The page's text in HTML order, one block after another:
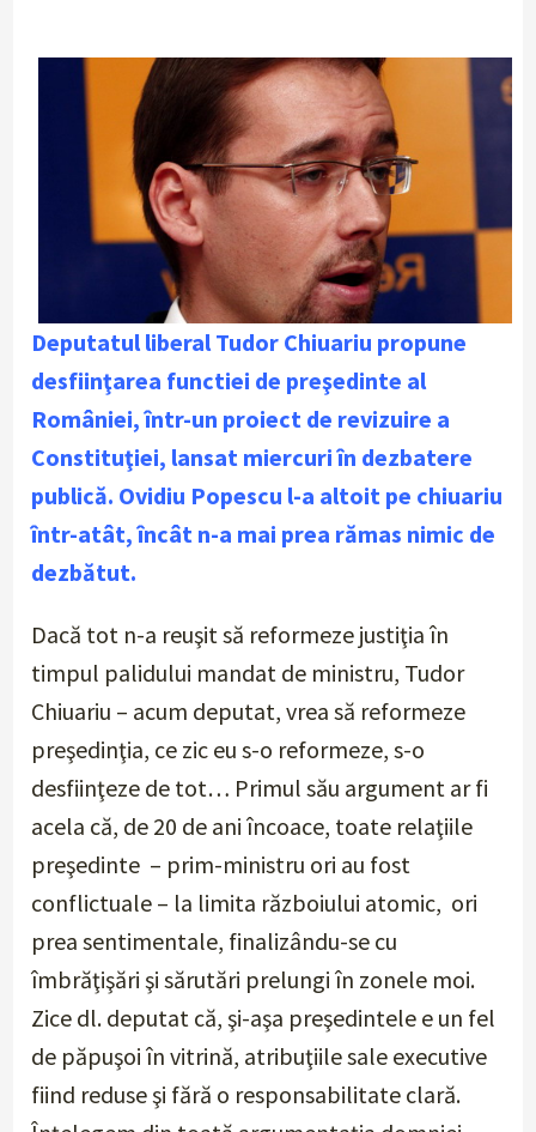
Deputatul liberal Tudor Chiuariu propune
desfiinţarea functiei de preşedinte al
României, într-un proiect de revizuire a
Constituţiei, lansat miercuri în dezbatere
publică. Ovidiu Popescu l-a altoit pe chiuariu
într-atât, încât n-a mai prea rămas nimic de
dezbătut.
Dacă tot n-a reuşit să reformeze justiţia în
timpul palidului mandat de ministru, Tudor
Chiuariu – acum deputat, vrea să reformeze
preşedinţia, ce zic eu s-o reformeze, s-o
desfiinţeze de tot… Primul său argument ar fi
acela că, de 20 de ani încoace, toate relaţiile
preşedinte – prim-ministru ori au fost
conflictuale – la limita războiului atomic, ori
prea sentimentale, finalizându-se cu
îmbrăţişări şi sărutări prelungi în zonele moi.
Zice dl. deputat că, şi-aşa preşedintele e un fel
de păpuşoi în vitrină, atribuţiile sale executive
fiind reduse şi fără o responsabilitate clară.